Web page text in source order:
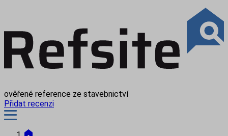
ověřené reference ze stavebnictví
Přidat recenzi